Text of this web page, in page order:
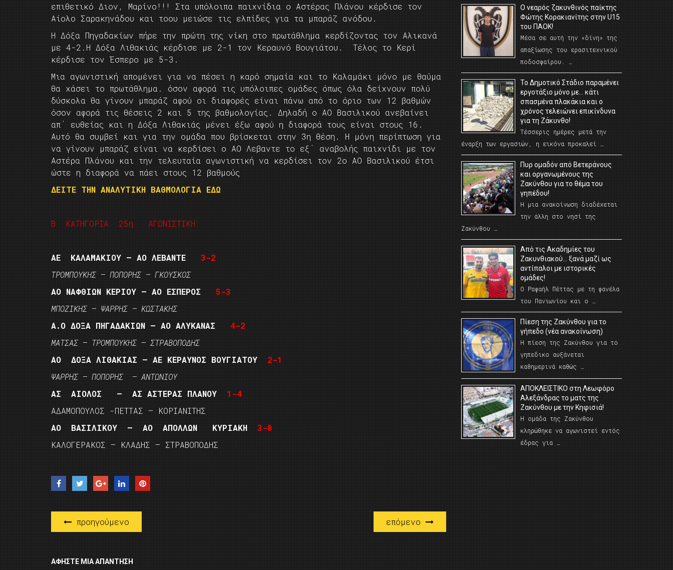
επιθετικό Διον, Μαρίνο!!! Στα υπόλοιπα παιχνίδια ο Αστέρας Πλάνου κέρδισε τον
Αίολο Σαρακηνάδου και τοου μειώσε τις ελπίδες για τα μπαράζ ανόδου.
Η Δόξα Πηγαδακίων πήρε την πρώτη της νίκη στο πρωτάθλημα κερδίζοντας τον Αλικανά
με 4-2.Η Δόξα Λιθακιάς κέρδισε με 2-1 τον Κεραυνό Βουγιάτου. Τέλος το Κερί
κέρδισε τον Έσπερο με 5-3.
Μια αγωνιστική απομένει για να πέσει η καρό σημαία και το Καλαμάκι μόνο με θαύμα
θα χάσει το πρωτάθλημα. όσον αφορά τις υπόλοιπες ομάδες όπως όλα δείχνουν πολύ
δύσκολα θα γίνουν μπαράζ αφού οι διαφορές είναι πάνω από το όριο των 12 βαθμών
όσον αφορά τις θέσεις 2 και 5 της βαθμολογίας. Δηλαδή ο ΑΟ Βασιλικού ανεβαίνει
απ΄ ευθείας και η Δόξα Λιθακιάς μένει έξω αφού η διαφορά τους είναι στους 16.
Αυτό θα συμβεί και για την ομάδα που βρίσκεται στην 3η θέση. Η μόνη περίπτωση για
να γίνουν μπαράζ είναι να κερδίσει ο ΑΟ Λεβαντε το εξ΄ αναβολής παιχνίδι με τον
Αστέρα Πλάνου και την τελευταία αγωνιστική να κερδίσει τον 2ο ΑΟ Βασιλικού έτσι
ώστε η διαφορά να πάει στους 12 βαθμούς
ΔΕΙΤΕ ΤΗΝ ΑΝΑΛΥΤΙΚΗ ΒΑΘΜΟΛΟΓΙΑ ΕΔΩ
Β ΚΑΤΗΓΟΡΙΑ 25η ΑΓΩΝΙΣΤΙΚΗ
ΑΕ ΚΑΛΑΜΑΚΙΟΥ – ΑΟ ΛΕΒΑΝΤΕ 3-2
ΤΡΟΜΠΟΥΚΗΣ – ΠΟΠΟΡΗΣ – ΓΚΟΥΣΚΟΣ
ΑΟ ΝΑΦΘΙΩΝ ΚΕΡΙΟΥ – ΑΟ ΕΣΠΕΡΟΣ 5-3
ΜΠΟΖΙΚΗΣ – ΨΑΡΡΗΣ – ΚΩΣΤΑΚΗΣ
Α.Ο ΔΟΞΑ ΠΗΓΑΔΑΚΙΩΝ – ΑΟ ΑΛΥΚΑΝΑΣ 4-2
ΜΑΤΣΑΣ – ΤΡΟΜΠΟΥΚΗΣ – ΣΤΡΑΒΟΠΟΔΗΣ
ΑΟ ΔΟΞΑ ΛΙΘΑΚΙΑΣ – ΑΕ ΚΕΡΑΥΝΟΣ ΒΟΥΓΙΑΤΟΥ 2-1
ΨΑΡΡΗΣ – ΠΟΠΟΡΗΣ – ΑΝΤΩΝΙΟΥ
ΑΣ ΑΙΟΛΟΣ – ΑΣ ΑΣΤΕΡΑΣ ΠΛΑΝΟΥ 1-4
ΑΔΑΜΟΠΟΥΛΟΣ -ΠΕΤΤΑΣ – ΚΟΡΙΑΝΙΤΗΣ
ΑΟ ΒΑΣΙΛΙΚΟΥ – ΑΟ ΑΠΟΛΛΩΝ ΚΥΡΙΑΚΗ 3-0
ΚΑΛΟΓΕΡΑΚΟΣ – ΚΛΑΔΗΣ – ΣΤΡΑΒΟΠΟΔΗΣ
προηγούμενο επόμενο
ΑΦΉΣΤΕ ΜΙΑ ΑΠΆΝΤΗΣΗ
O νεαρός ζακυνθινός παίκτης
Φώτης Κορακιανίτης στην U15
του ΠΑΟΚ!
Μέσα σε αυτή την «δίνη» της
απαξίωσης του ερασιτεχνικού
ποδοσφαίρου. …
Το Δημοτικό Στάδιο παραμένει
εργοτάξιο μόνο με… κάτι
σπασμένα πλακάκια και ο
χρόνος τελειώνει επικίνδυνα
για τη Ζάκυνθο!
Τέσσερις ημέρες μετά την
έναρξη των εργασιών, η εικόνα προκαλεί …
Πυρ ομαδόν από Βετεράνους
και οργανωμένους της
Ζακύνθου για το θέμα του
γηπέδου!
Η μια ανακοίνωση διαδέχεται
την άλλη στο νησί της
Ζακύνθου …
Από τις Ακαδημίες του
Ζακυνθιακού… ξανά μαζί ως
αντίπαλοι με ιστορικές
ομάδες!
Ο Ραφαήλ Πέττας με τη φανέλα
του Πανιωνίου και ο …
Πίεση της Ζακύνθου για το
γήπεδο (νέα ανακοίνωση)
Η πίεση της Ζακύνθου για το
γηπεδικο αυξάνεται
καθημερινά καθώς …
AΠΟΚΛΕΙΣΤΙΚΟ στη Λεωφόρο
Αλεξάνδρας το ματς της
Ζακύνθου με την Κηφισιά!
Η ομάδα της Ζακύνθου
κληρώθηκε να αγωνιστεί εντός
έδρας για …